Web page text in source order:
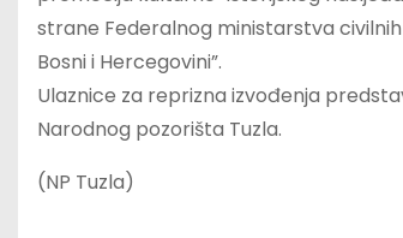
strane Federalnog ministarstva
Bosni i Hercegovini”.
Ulaznice za reprizna izvođenja
Narodnog pozorišta Tuzla.
(NP Tuzla)